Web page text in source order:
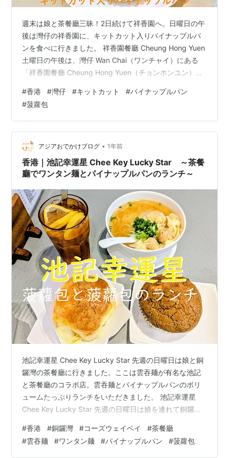
週末は娘と茶餐廳三昧！2日続けて祥香園へ。日曜日の午
後は灣仔の祥香園に、キットカット入りパイナップルパ
ンを食べに行きました。 祥香園餐廳 Cheung Hong Yuen
土曜日の午後は、灣仔 Wan Chai（ワンチャイ）にある
「祥香園餐廳 Cheung Hong Yuen（チョンホンユン）」
沙灣 Cheung Sha Wan（チョンサーワン）店に行きまし
たが、日曜日は中央圖書館 Central Library（中央図書
館）からトラムで灣仔店 Wan Chai（ワンチャイ）店に行
きました。 トラム トラムで灣仔に移動！とても混んでい
ました💦…
#香港 #灣仔 #キットカット #パイナップルパン
#菠蘿包
アジアおでかけブログ • 1年前
香港｜池記幸運星 Chee Key Lucky Star ～茶餐
廳でワンタン麺とパイナップルパンのランチ～
池記幸運星 Chee Key Lucky Star 先週の日曜日は娘と銅
鑼灣の茶餐廳に行きました。ここは雲吞麺が有名な池記
と茶餐廳のコラボ店。雲吞麺とパイナップルパンのボリ
ュームたっぷりランチをいただきました。 池記幸運星
Chee Key Lucky Star 先週の日曜日は娘を連れて銅鑼灣
（香港式カフェ）に行きました。前に一人で行ってみ
て、パンがおいしかった茶餐廳です。パン好きな娘が気
#香港 #銅鑼灣 #コーズウェイベイ #茶餐廳
#雲吞麺 #ワンタン麺 #パイナップルパン #菠蘿包